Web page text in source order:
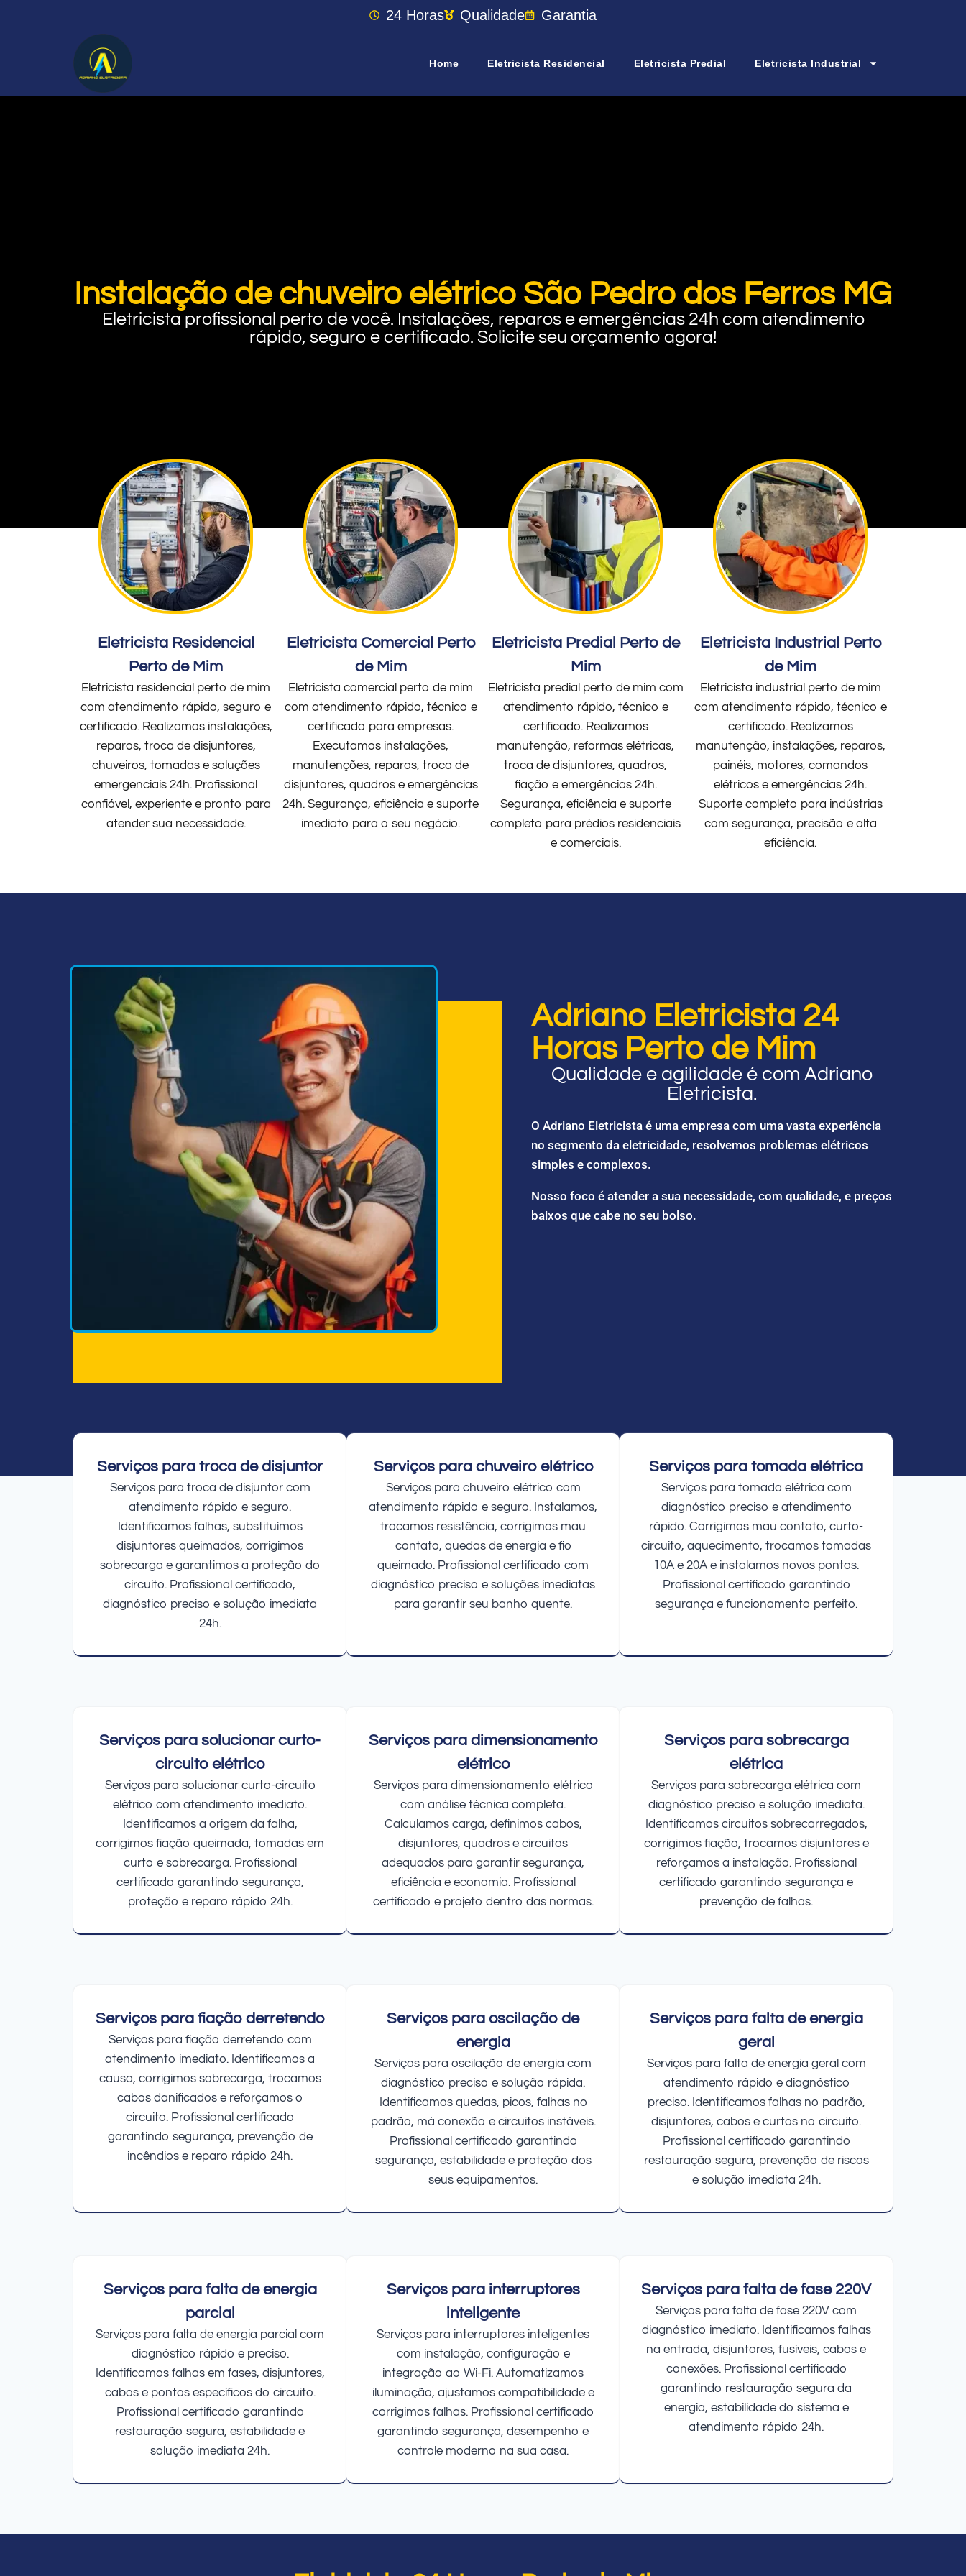
24 Horas Qualidade Garantia
Home Eletricista Residencial Eletricista Predial Eletricista Industrial
Instalação de chuveiro elétrico São Pedro dos Ferros MG
Eletricista profissional perto de você. Instalações, reparos e emergências 24h com atendimento
rápido, seguro e certificado. Solicite seu orçamento agora!
Eletricista Residencial
Perto de Mim
Eletricista residencial perto de mim
com atendimento rápido, seguro e
certificado. Realizamos instalações,
reparos, troca de disjuntores,
chuveiros, tomadas e soluções
emergenciais 24h. Profissional
confiável, experiente e pronto para
atender sua necessidade.
Eletricista Comercial Perto
de Mim
Eletricista comercial perto de mim
com atendimento rápido, técnico e
certificado para empresas.
Executamos instalações,
manutenções, reparos, troca de
disjuntores, quadros e emergências
24h. Segurança, eficiência e suporte
imediato para o seu negócio.
Eletricista Predial Perto de
Mim
Eletricista predial perto de mim com
atendimento rápido, técnico e
certificado. Realizamos
manutenção, reformas elétricas,
troca de disjuntores, quadros,
fiação e emergências 24h.
Segurança, eficiência e suporte
completo para prédios residenciais
e comerciais.
Eletricista Industrial Perto
de Mim
Eletricista industrial perto de mim
com atendimento rápido, técnico e
certificado. Realizamos
manutenção, instalações, reparos,
painéis, motores, comandos
elétricos e emergências 24h.
Suporte completo para indústrias
com segurança, precisão e alta
eficiência.
Adriano Eletricista 24
Horas Perto de Mim
Qualidade e agilidade é com Adriano
Eletricista.
O Adriano Eletricista é uma empresa com uma vasta experiência
no segmento da eletricidade, resolvemos problemas elétricos
simples e complexos.
Nosso foco é atender a sua necessidade, com qualidade, e preços
baixos que cabe no seu bolso.
Serviços para troca de disjuntor
Serviços para troca de disjuntor com
atendimento rápido e seguro.
Identificamos falhas, substituímos
disjuntores queimados, corrigimos
sobrecarga e garantimos a proteção do
circuito. Profissional certificado,
diagnóstico preciso e solução imediata
24h.
Serviços para chuveiro elétrico
Serviços para chuveiro elétrico com
atendimento rápido e seguro. Instalamos,
trocamos resistência, corrigimos mau
contato, quedas de energia e fio
queimado. Profissional certificado com
diagnóstico preciso e soluções imediatas
para garantir seu banho quente.
Serviços para tomada elétrica
Serviços para tomada elétrica com
diagnóstico preciso e atendimento
rápido. Corrigimos mau contato, curto-
circuito, aquecimento, trocamos tomadas
10A e 20A e instalamos novos pontos.
Profissional certificado garantindo
segurança e funcionamento perfeito.
Serviços para solucionar curto-
circuito elétrico
Serviços para solucionar curto-circuito
elétrico com atendimento imediato.
Identificamos a origem da falha,
corrigimos fiação queimada, tomadas em
curto e sobrecarga. Profissional
certificado garantindo segurança,
proteção e reparo rápido 24h.
Serviços para dimensionamento
elétrico
Serviços para dimensionamento elétrico
com análise técnica completa.
Calculamos carga, definimos cabos,
disjuntores, quadros e circuitos
adequados para garantir segurança,
eficiência e economia. Profissional
certificado e projeto dentro das normas.
Serviços para sobrecarga
elétrica
Serviços para sobrecarga elétrica com
diagnóstico preciso e solução imediata.
Identificamos circuitos sobrecarregados,
corrigimos fiação, trocamos disjuntores e
reforçamos a instalação. Profissional
certificado garantindo segurança e
prevenção de falhas.
Serviços para fiação derretendo
Serviços para fiação derretendo com
atendimento imediato. Identificamos a
causa, corrigimos sobrecarga, trocamos
cabos danificados e reforçamos o
circuito. Profissional certificado
garantindo segurança, prevenção de
incêndios e reparo rápido 24h.
Serviços para oscilação de
energia
Serviços para oscilação de energia com
diagnóstico preciso e solução rápida.
Identificamos quedas, picos, falhas no
padrão, má conexão e circuitos instáveis.
Profissional certificado garantindo
segurança, estabilidade e proteção dos
seus equipamentos.
Serviços para falta de energia
geral
Serviços para falta de energia geral com
atendimento rápido e diagnóstico
preciso. Identificamos falhas no padrão,
disjuntores, cabos e curtos no circuito.
Profissional certificado garantindo
restauração segura, prevenção de riscos
e solução imediata 24h.
Serviços para falta de energia
parcial
Serviços para falta de energia parcial com
diagnóstico rápido e preciso.
Identificamos falhas em fases, disjuntores,
cabos e pontos específicos do circuito.
Profissional certificado garantindo
restauração segura, estabilidade e
solução imediata 24h.
Serviços para interruptores
inteligente
Serviços para interruptores inteligentes
com instalação, configuração e
integração ao Wi-Fi. Automatizamos
iluminação, ajustamos compatibilidade e
corrigimos falhas. Profissional certificado
garantindo segurança, desempenho e
controle moderno na sua casa.
Serviços para falta de fase 220V
Serviços para falta de fase 220V com
diagnóstico imediato. Identificamos falhas
na entrada, disjuntores, fusíveis, cabos e
conexões. Profissional certificado
garantindo restauração segura da
energia, estabilidade do sistema e
atendimento rápido 24h.